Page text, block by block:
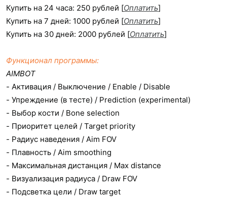
Купить на 24 часа: 250 рублей [Оплатить]
Купить на 7 дней: 1000 рублей [Оплатить]
Купить на 30 дней: 2000 рублей [Оплатить]
Функционал программы:
AIMBOT
- Активация / Выключение / Enable / Disable
- Упреждение (в тесте) / Prediction (experimental)
- Выбор кости / Bone selection
- Приоритет целей / Target priority
- Радиус наведения / Aim FOV
- Плавность / Aim smoothing
- Максимальная дистанция / Max distance
- Визуализация радиуса / Draw FOV
- Подсветка цели / Draw target